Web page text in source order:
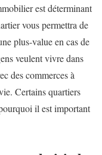
est déterminant
vous permettra de
plus-value en cas de
veulent vivre dans
des commerces à
Certains quartiers
il est important